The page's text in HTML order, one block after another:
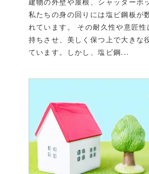
建物の外壁や屋根、シャッターボ
私たちの身の回りには塩ビ鋼板が
れています。 その耐久性や意匠性
持ちさせ、美しく保つ上で大きな
ています。しかし、塩ビ鋼...